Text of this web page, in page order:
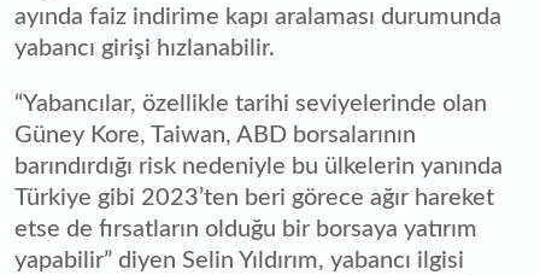
ayında faiz indirime kapı aralaması durumunda
yabancı girişi hızlanabilir.
“Yabancılar, özellikle tarihi seviyelerinde olan
Güney Kore, Taiwan, ABD borsalarının
barındırdığı risk nedeniyle bu ülkelerin yanında
Türkiye gibi 2023’ten beri görece ağır hareket
etse de fırsatların olduğu bir borsaya yatırım
yapabilir” diyen Selin Yıldırım, yabancı ilgisi